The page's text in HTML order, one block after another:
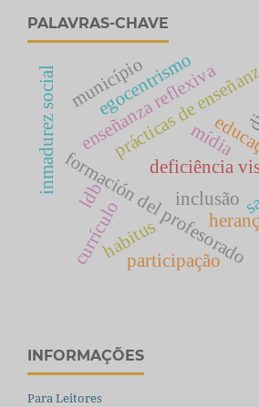
PALAVRAS-CHAVE
deficiência
inclusão
formación del profesorado
prácticas de
enseñanza reflexiva
habitusparticipação
inmadurez social egocentrismo
município
currículo
ldb
mídia
INFORMAÇÕES
Para Leitores